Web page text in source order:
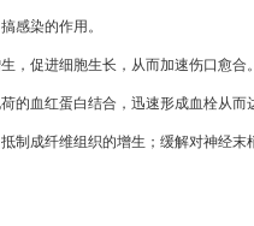
感染的作用。
，促进细胞生长，从而加速伤口愈合。
的血红蛋白结合，迅速形成血栓从而
制成纤维组织的增生；缓解对神经末